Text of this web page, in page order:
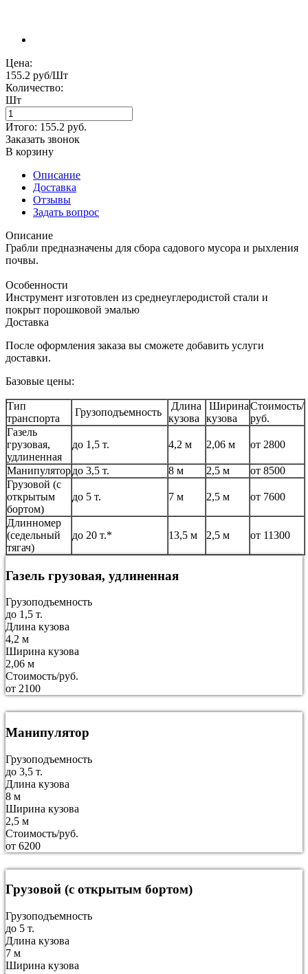
Цена:
155.2 руб/Шт
Количество:
Шт
Итого: 155.2 руб.
Заказать звонок
В корзину
Описание
Доставка
Отзывы
Задать вопрос
Описание
Грабли предназначены для сбора садового мусора и рыхления
почвы.
Особенности
Инструмент изготовлен из среднеуглеродистой стали и
покрыт порошковой эмалью
Доставка
После оформления заказа вы сможете добавить услуги
доставки.
Базовые цены:
Тип
транспорта
Грузоподъемность
Длина
кузова
Ширина
кузова
Стоимость/
руб.
Газель
грузовая,
удлиненная
до 1,5 т. 4,2 м 2,06 м от 2800
Манипулятордо 3,5 т. 8 м 2,5 м
от 8500
Грузовой (с
открытым
бортом)
до 5 т. 7 м 2,5 м от 7600
Длинномер
(седельный
тягач)
до 20 т.* 13,5 м 2,5 м от 11300
Газель грузовая, удлиненная
Грузоподъемность
до 1,5 т.
Длина кузова
4,2 м
Ширина кузова
2,06 м
Стоимость/руб.
от 2100
Манипулятор
Грузоподъемность
до 3,5 т.
Длина кузова
8 м
Ширина кузова
2,5 м
Стоимость/руб.
от 6200
Грузовой (с открытым бортом)
Грузоподъемность
до 5 т.
Длина кузова
7 м
Ширина кузова